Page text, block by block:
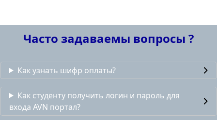
Часто задаваемы вопросы ?
Как узнать шифр оплаты?
Как студенту получить логин и пароль для
входа AVN портал?